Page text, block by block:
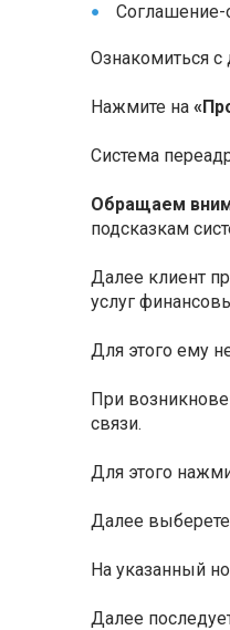
Соглашение-
Ознакомиться
Нажмите на
Система
Обращаем
подсказкам
Далее клиент
услуг
Для этого ему
При
связи.
Для этого
Далее
На указанный
Далее